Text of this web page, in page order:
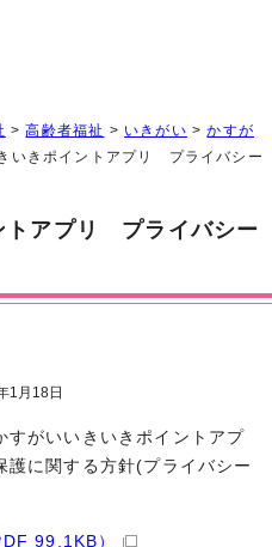
>高齢者福祉 > いきがい >かすが
いきポイントアプリ プライバシー
トアプリ プライバシー
1月18日
すがいいきいきポイントアプ
護に関する方針(プライバシー
99.1KB）